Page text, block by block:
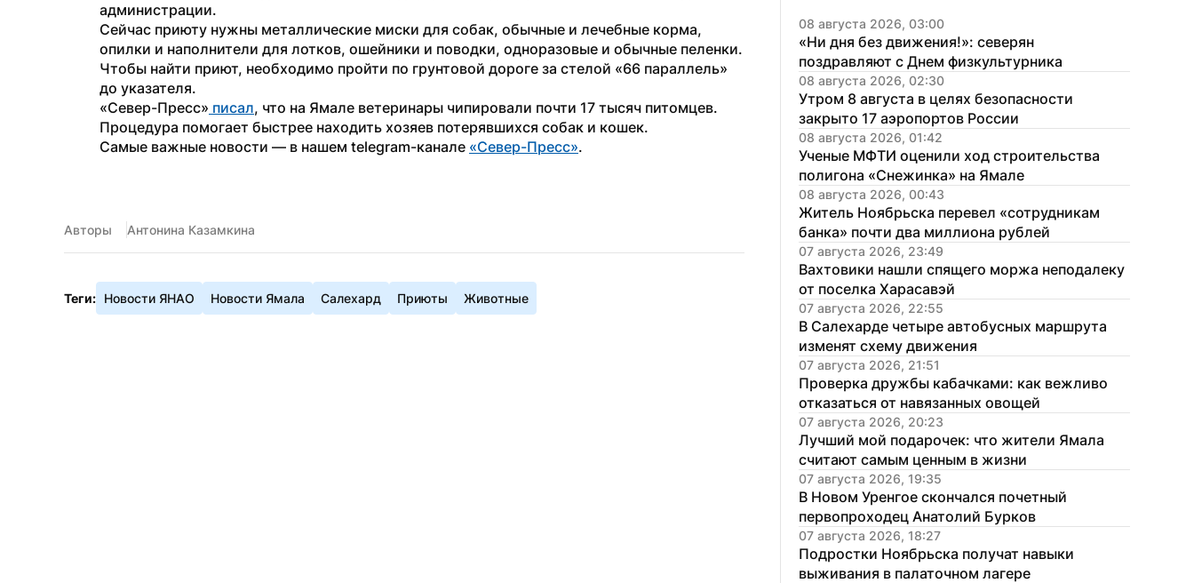
администрации.
Сейчас приюту нужны металлические миски для собак, обычные и лечебные корма,
опилки и наполнители для лотков, ошейники и поводки, одноразовые и обычные пеленки.
Чтобы найти приют, необходимо пройти по грунтовой дороге за стелой «66 параллель»
до указателя.
«Север-Пресс» писал, что на Ямале ветеринары чипировали почти 17 тысяч питомцев.
Процедура помогает быстрее находить хозяев потерявшихся собак и кошек.
Самые важные новости — в нашем telegram-канале «Север-Пресс».
Авторы Антонина Казамкина
Теги: Новости ЯНАО Новости Ямала Салехард Приюты Животные
08 августа 2026, 03:00
«Ни дня без движения!»: северян
поздравляют с Днем физкультурника
08 августа 2026, 02:30
Утром 8 августа в целях безопасности
закрыто 17 аэропортов России
08 августа 2026, 01:42
Ученые МФТИ оценили ход строительства
полигона «Снежинка» на Ямале
08 августа 2026, 00:43
Житель Ноябрьска перевел «сотрудникам
банка» почти два миллиона рублей
07 августа 2026, 23:49
Вахтовики нашли спящего моржа неподалеку
от поселка Харасавэй
07 августа 2026, 22:55
В Салехарде четыре автобусных маршрута
изменят схему движения
07 августа 2026, 21:51
Проверка дружбы кабачками: как вежливо
отказаться от навязанных овощей
07 августа 2026, 20:23
Лучший мой подарочек: что жители Ямала
считают самым ценным в жизни
07 августа 2026, 19:35
В Новом Уренгое скончался почетный
первопроходец Анатолий Бурков
07 августа 2026, 18:27
Подростки Ноябрьска получат навыки
выживания в палаточном лагере